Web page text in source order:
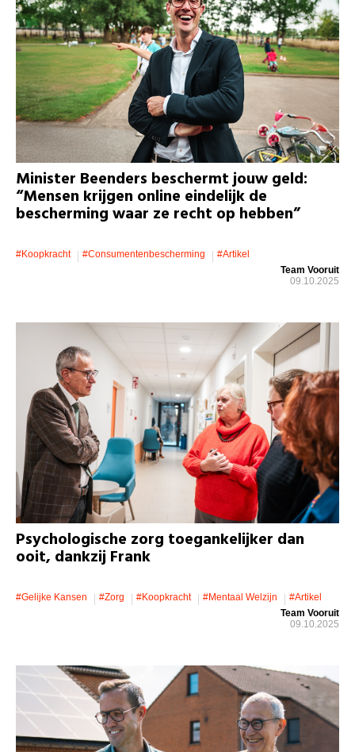
Minister Beenders beschermt jouw geld:
“Mensen krijgen online eindelijk de
bescherming waar ze recht op hebben”
#koopkracht #consumentenbescherming
#artikel
Team Vooruit
09.10.2025
Psychologische zorg toegankelijker dan
ooit, dankzij Frank
#gelijke Kansen #zorg #koopkracht #mentaal Welzijn
#artikel
Team Vooruit
09.10.2025